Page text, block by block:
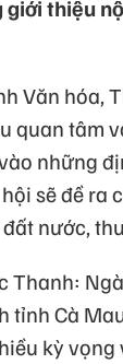
thiệu
Văn hóa,
quan tâm
những
sẽ đề ra
nước,
Thanh:
tỉnh Cà
kỳ vọng